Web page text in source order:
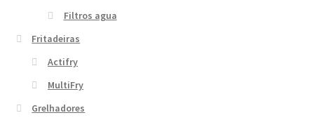
Filtros agua
Fritadeiras
Actifry
MultiFry
Grelhadores